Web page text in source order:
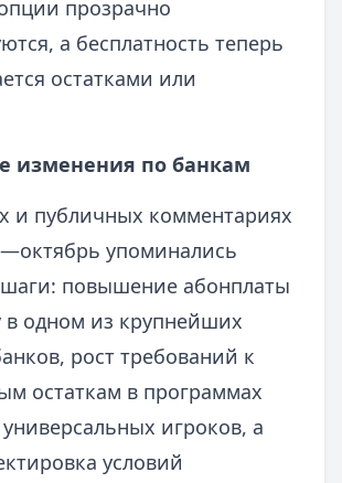
прозрачно
а бесплатность теперь
остатками или
изменения по банкам
и публичных комментариях
упоминались
повышение абонплаты
в одном из крупнейших
рост требований к
остаткам в программах
игроков, а
условий